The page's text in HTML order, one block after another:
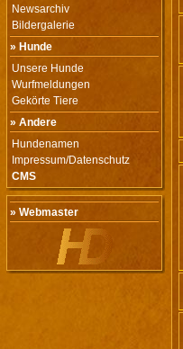
Newsarchiv
Bildergalerie
» Hunde
Unsere Hunde
Wurfmeldungen
Gekörte Tiere
» Andere
Hundenamen
Impressum/Datenschutz
CMS
» Webmaster